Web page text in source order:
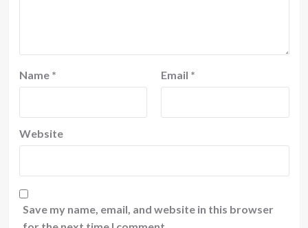
Name * Email *
Website
Save my name, email, and website in this browser